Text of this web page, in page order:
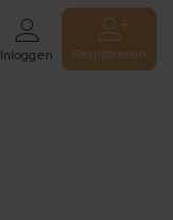
Inloggen Registreren